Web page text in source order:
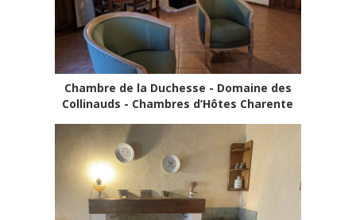
Chambre de la Duchesse - Domaine des
Collinauds - Chambres d’Hôtes Charente